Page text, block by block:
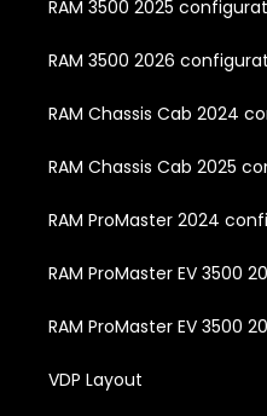
RAM 3500 2025
RAM 3500 2026
RAM Chassis Cab 2024
RAM Chassis Cab 2025
RAM ProMaster 2024
RAM ProMaster EV 3500
RAM ProMaster EV 3500
VDP Layout